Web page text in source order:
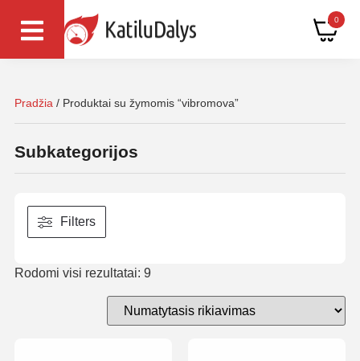
0
Pradžia / Produktai su žymomis “vibromova”
Subkategorijos
Filters
Rodomi visi rezultatai: 9